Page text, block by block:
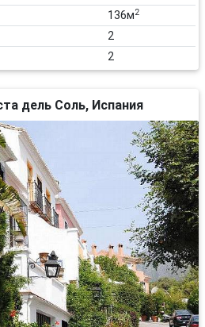
136м2
2
2
дель Соль, Испания